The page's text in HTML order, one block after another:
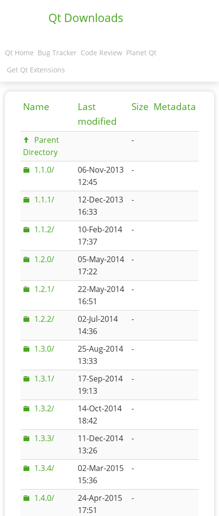
Qt Downloads
Qt Home Bug Tracker Code Review Planet Qt
Get Qt Extensions
Name
Last
modified
Size Metadata
Parent
Directory
-
1.1.0/
06-Nov-2013
12:45
-
1.1.1/
12-Dec-2013
16:33
-
1.1.2/
10-Feb-2014
17:37
-
1.2.0/
05-May-2014
17:22
-
1.2.1/
22-May-2014
16:51
-
1.2.2/
02-Jul-2014
14:36
-
1.3.0/
25-Aug-2014
13:33
-
1.3.1/
17-Sep-2014
19:13
-
1.3.2/
14-Oct-2014
18:42
-
1.3.3/
11-Dec-2014
13:26
-
1.3.4/
02-Mar-2015
15:36
-
1.4.0/
24-Apr-2015
17:51
-